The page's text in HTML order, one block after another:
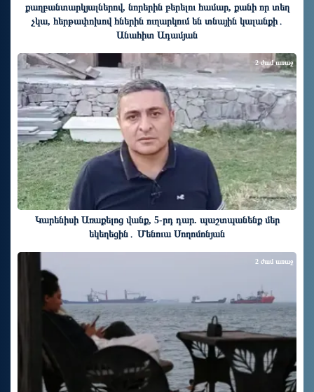
քաղբանտարկյալներով, նորերին բերելու համար, քանի որ տեղ
չկա, հերթափոխով հներին ուղարկում են տնային կալանքի․
Անահիտ Ադամյան
Կարենիսի Առաքելոց վանք, 5-րդ դար. պաշտպանենք մեր
եկեղեցին․ Մենուա Սողոմոնյան
2 ժամ առաջ
2 ժամ առաջ